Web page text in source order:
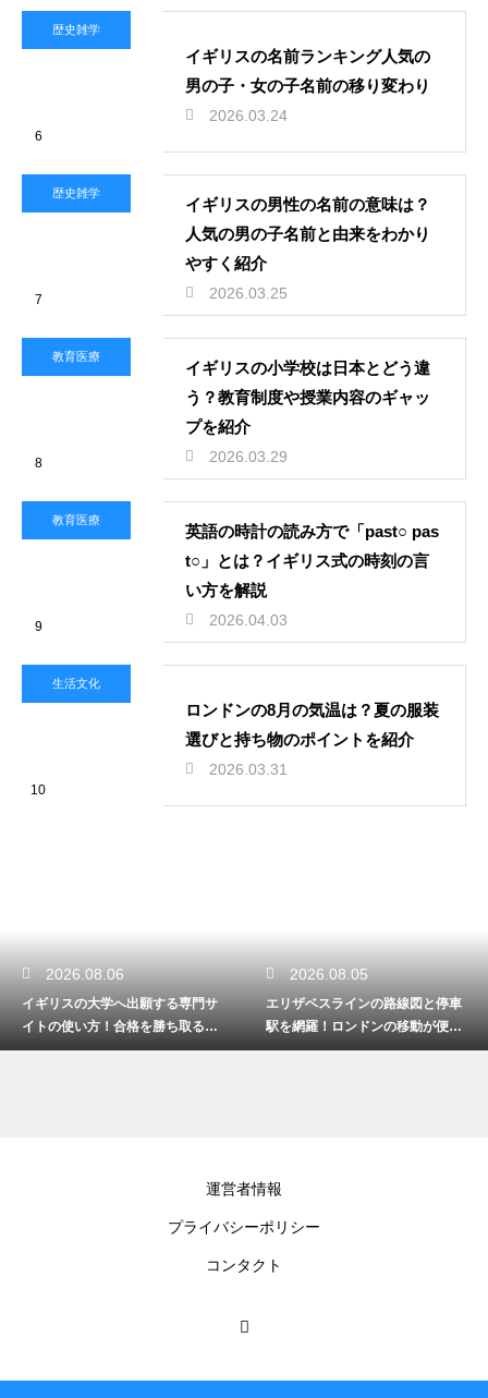
歴史雑学
6
イギリスの名前ランキング人気の
男の子・女の子名前の移り変わり
2026.03.24
歴史雑学
7
イギリスの男性の名前の意味は？
人気の男の子名前と由来をわかり
やすく紹介
2026.03.25
教育医療
8
イギリスの小学校は日本とどう違
う？教育制度や授業内容のギャッ
プを紹介
2026.03.29
教育医療
9
英語の時計の読み方で「past○ pas
t○」とは？イギリス式の時刻の言
い方を解説
2026.04.03
生活文化
10
ロンドンの8月の気温は？夏の服装
選びと持ち物のポイントを紹介
2026.03.31
2026.08.06
イギリスの大学へ出願する専門サ
イトの使い方！合格を勝ち取るた
めの手続き
2026.08.05
エリザベスラインの路線図と停車
駅を網羅！ロンドンの移動が便利
になる路線
運営者情報
プライバシーポリシー
コンタクト